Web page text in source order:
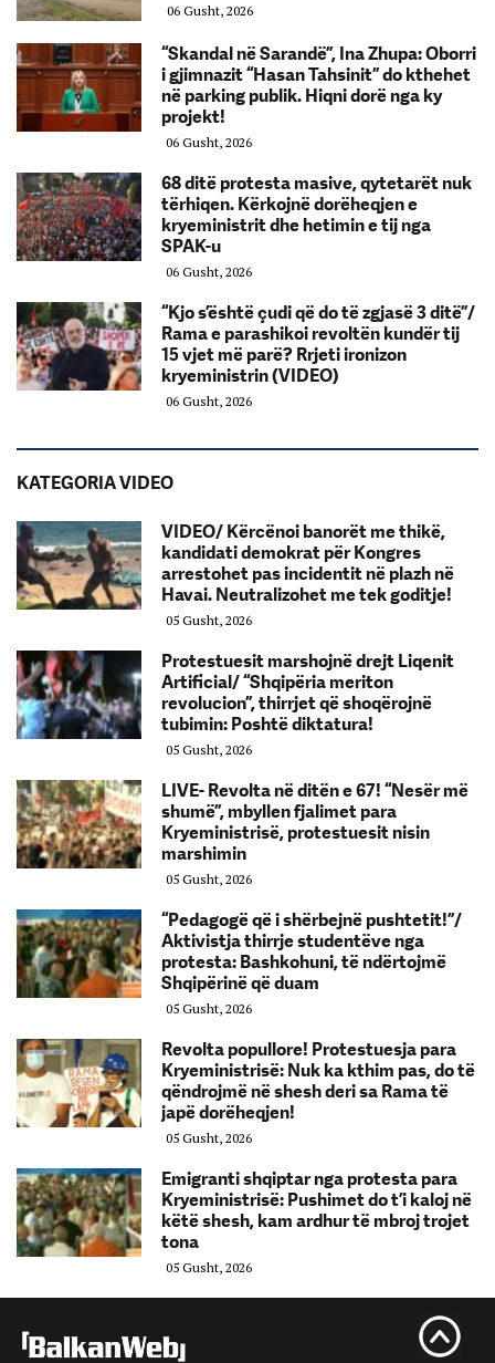
06 Gusht, 2026
“Skandal në Sarandë”, Ina Zhupa: Oborri
i gjimnazit “Hasan Tahsinit” do kthehet
në parking publik. Hiqni dorë nga ky
projekt!
06 Gusht, 2026
68 ditë protesta masive, qytetarët nuk
tërhiqen. Kërkojnë dorëheqjen e
kryeministrit dhe hetimin e tij nga
SPAK-u
06 Gusht, 2026
“Kjo s’është çudi që do të zgjasë 3 ditë”/
Rama e parashikoi revoltën kundër tij
15 vjet më parë? Rrjeti ironizon
kryeministrin (VIDEO)
06 Gusht, 2026
KATEGORIA VIDEO
VIDEO/ Kërcënoi banorët me thikë,
kandidati demokrat për Kongres
arrestohet pas incidentit në plazh në
Havai. Neutralizohet me tek goditje!
05 Gusht, 2026
Protestuesit marshojnë drejt Liqenit
Artificial/ “Shqipëria meriton
revolucion”, thirrjet që shoqërojnë
tubimin: Poshtë diktatura!
05 Gusht, 2026
LIVE- Revolta në ditën e 67! “Nesër më
shumë”, mbyllen fjalimet para
Kryeministrisë, protestuesit nisin
marshimin
05 Gusht, 2026
“Pedagogë që i shërbejnë pushtetit!”/
Aktivistja thirrje studentëve nga
protesta: Bashkohuni, të ndërtojmë
Shqipërinë që duam
05 Gusht, 2026
Revolta popullore! Protestuesja para
Kryeministrisë: Nuk ka kthim pas, do të
qëndrojmë në shesh deri sa Rama të
japë dorëheqjen!
05 Gusht, 2026
Emigranti shqiptar nga protesta para
Kryeministrisë: Pushimet do t’i kaloj në
këtë shesh, kam ardhur të mbroj trojet
tona
05 Gusht, 2026